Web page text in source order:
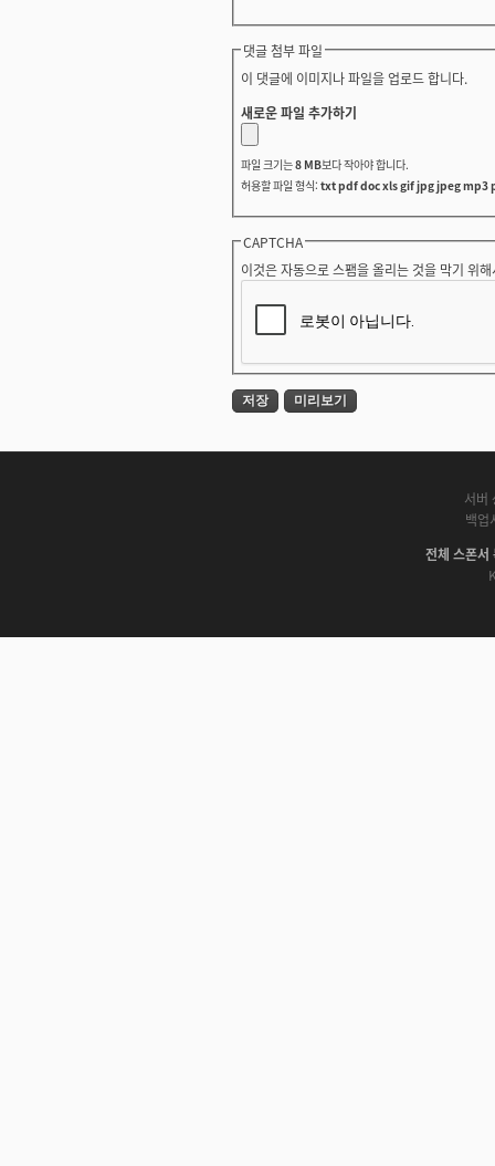
댓글 첨부 파일
이 댓글에 이미지나 파일을 업로드 합니다.
새로운 파일 추가하기
파일 크기는8 MB보다 작아야 합니다.
허용할 파일 형식: txt pdf doc xls gif jpg jpeg mp3
CAPTCHA
이것은 자동으로 스팸을 올리는 것을 막기 위
서버
백업
전체 스폰서